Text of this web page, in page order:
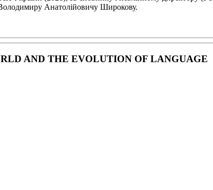
Анатолійовичу Широкову.
AND THE EVOLUTION OF LANGUAGE